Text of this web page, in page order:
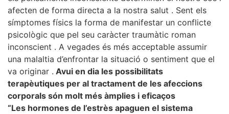
afecten de forma directa a la nostra salut . Sent els
símptomes físics la forma de manifestar un conflicte
psicològic que pel seu caràcter traumàtic roman
inconscient . A vegades és més acceptable assumir
una malaltia d’enfrontar la situació o sentiment que el
va originar . Avui en dia les possibilitats
terapèutiques per al tractament de les afeccions
corporals són molt més àmplies i eficaços
“Les hormones de l’estrès apaguen el sistema